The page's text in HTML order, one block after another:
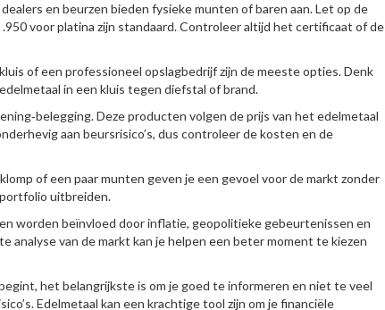
en beurzen bieden fysieke munten of baren aan. Let op de
voor platina zijn standaard. Controleer altijd het certificaat of de
of een professioneel opslagbedrijf zijn de meeste opties. Denk
in een kluis tegen diefstal of brand.
Deze producten volgen de prijs van het edelmetaal
aan beursrisico’s, dus controleer de kosten en de
of een paar munten geven je een gevoel voor de markt zonder
portfolio uitbreiden.
worden beïnvloed door inflatie, geopolitieke gebeurtenissen en
analyse van de markt kan je helpen een beter moment te kiezen
het belangrijkste is om je goed te informeren en niet te veel
Edelmetaal kan een krachtige tool zijn om je financiële